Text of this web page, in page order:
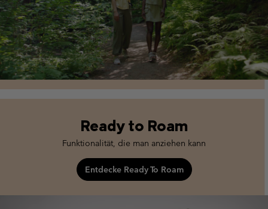
Ready to Roam
Funktionalität, die man anziehen kann
Entdecke Ready To Roam